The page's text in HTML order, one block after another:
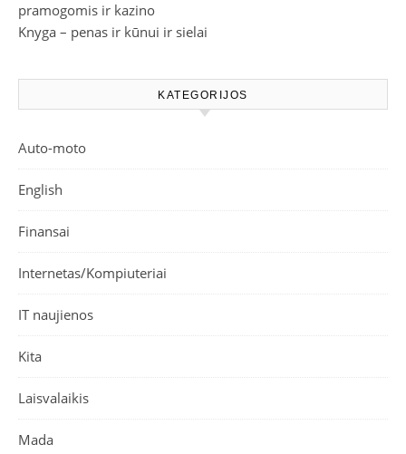
pramogomis ir kazino
Knyga – penas ir kūnui ir sielai
KATEGORIJOS
Auto-moto
English
Finansai
Internetas/Kompiuteriai
IT naujienos
Kita
Laisvalaikis
Mada